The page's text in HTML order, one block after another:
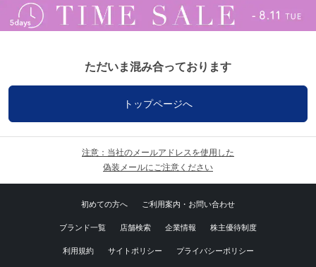
ただいま混み合っております
トップページへ
注意：当社のメールアドレスを使用した
偽装メールにご注意ください
初めての方へ ご利用案内・お問い合わせ
ブランド一覧 店舗検索 企業情報 株主優待制度
利用規約 サイトポリシー プライバシーポリシー